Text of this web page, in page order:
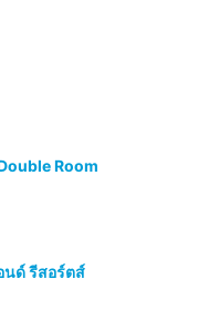
Room
นด์ รีสอร์ตส์